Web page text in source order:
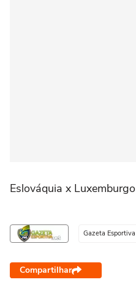
Eslováquia x Luxemburgo
Gazeta Esportiva
Compartilhar